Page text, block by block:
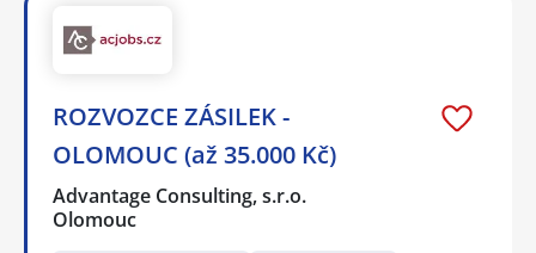
ROZVOZCE ZÁSILEK -
OLOMOUC (až 35.000 Kč)
Advantage Consulting, s.r.o.
Olomouc